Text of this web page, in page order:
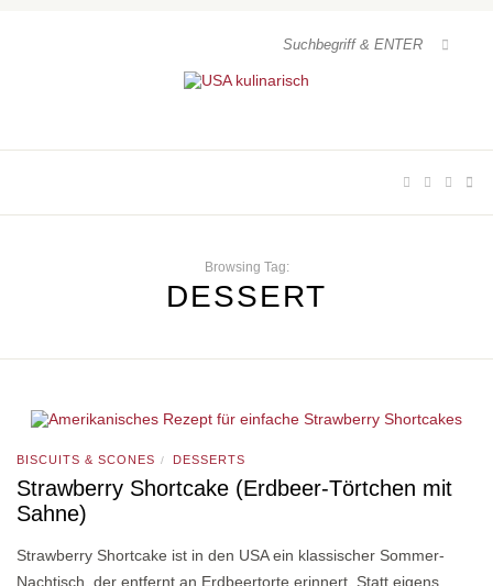
Browsing Tag:
DESSERT
BISCUITS & SCONES / DESSERTS
Strawberry Shortcake (Erdbeer-Törtchen mit
Sahne)
Strawberry Shortcake ist in den USA ein klassischer Sommer-
Nachtisch, der entfernt an Erdbeertorte erinnert. Statt eigens